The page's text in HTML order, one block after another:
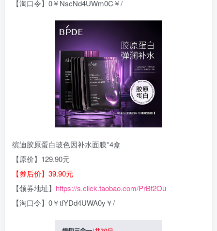
【淘口令】0￥NscNd4UWm0C￥/
缤迪胶原蛋白玻色因补水面膜*4盒
【原价】129.90元
【券后价】39.90元
【领券地址】 https://s.click.taobao.com/PrBt2Ou
【淘口令】0￥tfYDd4UWA0y￥/